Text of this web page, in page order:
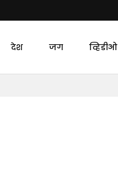
देश जग व्हिडीओ